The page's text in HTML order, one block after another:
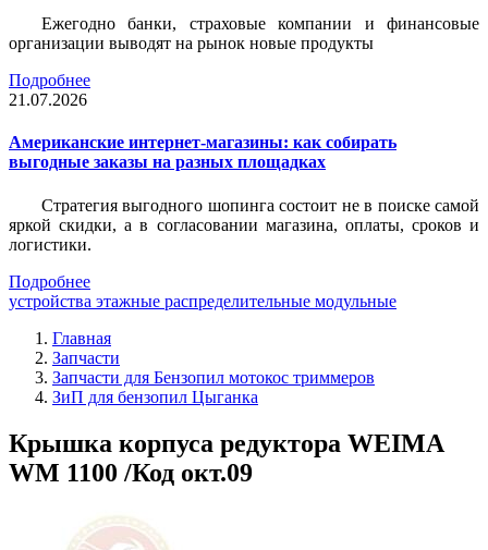
Ежегодно банки, страховые компании и финансовые
организации выводят на рынок новые продукты
Подробнее
21.07.2026
Американские интернет-магазины: как собирать
выгодные заказы на разных площадках
Стратегия выгодного шопинга состоит не в поиске самой
яркой скидки, а в согласовании магазина, оплаты, сроков и
логистики.
Подробнее
устройства этажные распределительные модульные
Главная
Запчасти
Запчасти для Бензопил мотокос триммеров
ЗиП для бензопил Цыганка
Крышка корпуса редуктора WEIMA
WM 1100 /Код окт.09